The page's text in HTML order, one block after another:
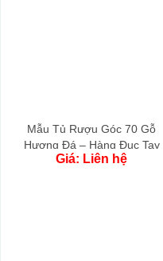
Mẫu Tủ Rượu Góc 70 Gỗ
Hương Đá – Hàng Đục Tay
Vip
Giá: Liên hệ